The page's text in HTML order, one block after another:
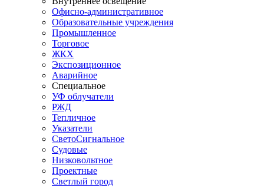
Офисно-административное
Образовательные учреждения
Промышленное
Торговое
ЖКХ
Экспозиционное
Аварийное
Специальное
УФ облучатели
РЖД
Тепличное
Указатели
СветоСигнальное
Судовые
Низковольтное
Проектные
Светлый город